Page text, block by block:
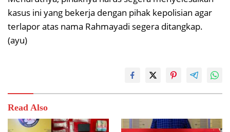
kasus ini yang bekerja dengan pihak kepolisian agar
terlapor atas nama Rahmayadi segera ditangkap.
(ayu)
Read Also